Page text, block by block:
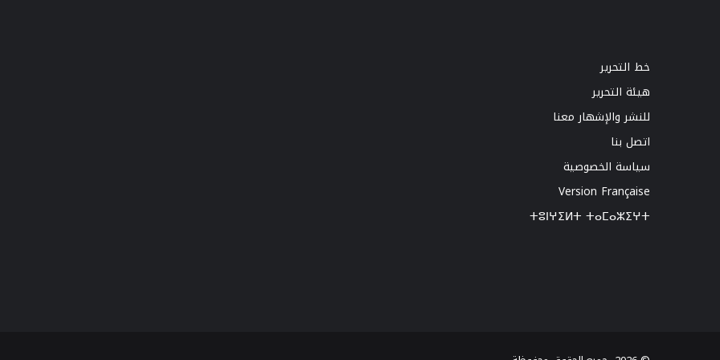
خط التحرير
هيئة التحرير
للنشر والإشهار معنا
اتصل بنا
سياسة الخصوصية
Version Française
ⵜⵓⵏⵖⵉⵍⵜ ⵜⴰⵎⴰⵣⵉⵖⵜ